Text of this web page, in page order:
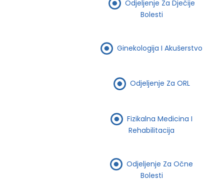
Odjeljenje Za Dječije
Bolesti
Ginekologija I Akušerstvo
Odjeljenje Za ORL
Fizikalna Medicina I
Rehabilitacija
Odjeljenje Za Očne
Bolesti